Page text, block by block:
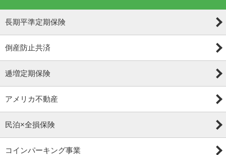
長期平準定期保険
倒産防止共済
逓増定期保険
アメリカ不動産
民泊×全損保険
コインパーキング事業